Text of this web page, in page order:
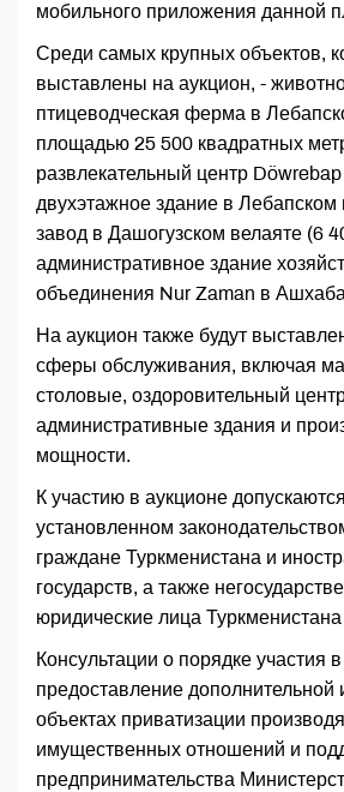
мобильного приложения данной
Среди самых крупных объектов,
выставлены на аукцион, -
птицеводческая ферма в
площадью 25 500 квадратных
развлекательный центр
двухэтажное здание в Лебапском
завод в Дашогузском велаяте (6
административное здание
объединения Nur Zaman в
На аукцион также будут
сферы обслуживания, включая
столовые, оздоровительный
административные здания и
мощности.
К участию в аукционе
установленном
граждане Туркменистана и
государств, а также
юридические лица Туркменистана
Консультации о порядке участия
предоставление
объектах приватизации
имущественных отношений и
предпринимательства